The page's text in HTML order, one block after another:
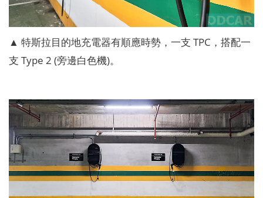
▲ 特斯拉目的地充電器有順應時勢，一支 TPC，搭配一
支 Type 2 (旁邊白色機)。